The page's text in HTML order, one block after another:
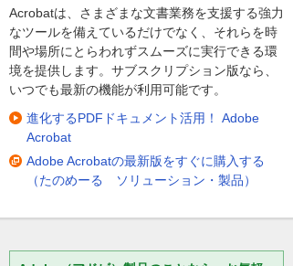
Acrobatは、さまざまな文書業務を支援する強力
なツールを備えているだけでなく、それらを時
間や場所にとらわれずスムーズに実行できる環
境を提供します。サブスクリプション版なら、
いつでも最新の機能が利用可能です。
進化するPDFドキュメント活用！ Adobe
Acrobat
Adobe Acrobatの最新版をすぐに購入する
（たのめーる ソリューション・製品）